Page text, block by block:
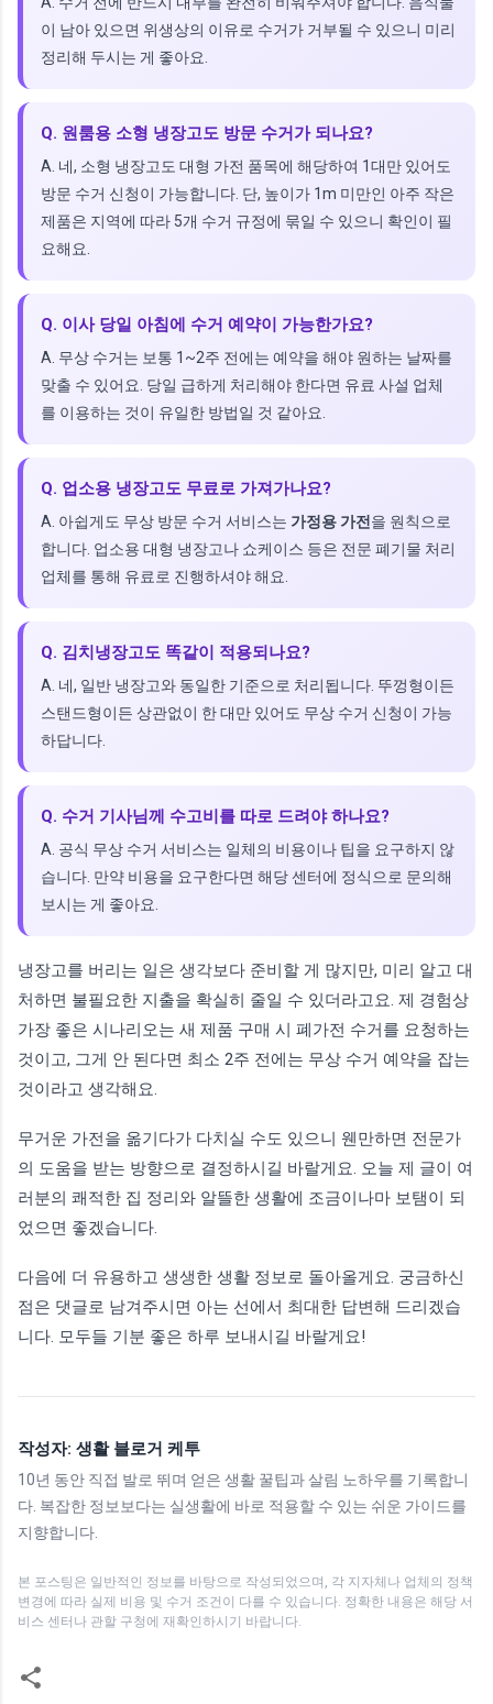
이 남아 있으면 위생상의 이유로 수거가 거부될 수 있으니 미리
정리해 두시는 게 좋아요.
Q. 원룸용 소형 냉장고도 방문 수거가 되나요?
A. 네, 소형 냉장고도 대형 가전 품목에 해당하여 1대만 있어도
방문 수거 신청이 가능합니다. 단, 높이가 1m 미만인 아주 작은
제품은 지역에 따라 5개 수거 규정에 묶일 수 있으니 확인이 필
요해요.
Q. 이사 당일 아침에 수거 예약이 가능한가요?
A. 무상 수거는 보통 1~2주 전에는 예약을 해야 원하는 날짜를
맞출 수 있어요. 당일 급하게 처리해야 한다면 유료 사설 업체
를 이용하는 것이 유일한 방법일 것 같아요.
Q. 업소용 냉장고도 무료로 가져가나요?
A. 아쉽게도 무상 방문 수거 서비스는 가정용 가전을 원칙으로
합니다. 업소용 대형 냉장고나 쇼케이스 등은 전문 폐기물 처리
업체를 통해 유료로 진행하셔야 해요.
Q. 김치냉장고도 똑같이 적용되나요?
A. 네, 일반 냉장고와 동일한 기준으로 처리됩니다. 뚜껑형이든
스탠드형이든 상관없이 한 대만 있어도 무상 수거 신청이 가능
하답니다.
Q. 수거 기사님께 수고비를 따로 드려야 하나요?
A. 공식 무상 수거 서비스는 일체의 비용이나 팁을 요구하지 않
습니다. 만약 비용을 요구한다면 해당 센터에 정식으로 문의해
보시는 게 좋아요.
냉장고를 버리는 일은 생각보다 준비할 게 많지만, 미리 알고 대
처하면 불필요한 지출을 확실히 줄일 수 있더라고요. 제 경험상
가장 좋은 시나리오는 새 제품 구매 시 폐가전 수거를 요청하는
것이고, 그게 안 된다면 최소 2주 전에는 무상 수거 예약을 잡는
것이라고 생각해요.
무거운 가전을 옮기다가 다치실 수도 있으니 웬만하면 전문가
의 도움을 받는 방향으로 결정하시길 바랄게요. 오늘 제 글이 여
러분의 쾌적한 집 정리와 알뜰한 생활에 조금이나마 보탬이 되
었으면 좋겠습니다.
다음에 더 유용하고 생생한 생활 정보로 돌아올게요. 궁금하신
점은 댓글로 남겨주시면 아는 선에서 최대한 답변해 드리겠습
니다. 모두들 기분 좋은 하루 보내시길 바랄게요!
작성자: 생활 블로거 케투
10년 동안 직접 발로 뛰며 얻은 생활 꿀팁과 살림 노하우를 기록합니
다. 복잡한 정보보다는 실생활에 바로 적용할 수 있는 쉬운 가이드를
지향합니다.
본 포스팅은 일반적인 정보를 바탕으로 작성되었으며, 각 지자체나 업체의 정책
변경에 따라 실제 비용 및 수거 조건이 다를 수 있습니다. 정확한 내용은 해당 서
비스 센터나 관할 구청에 재확인하시기 바랍니다.